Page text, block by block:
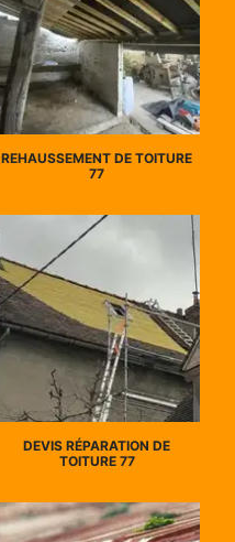
REHAUSSEMENT DE TOITURE
77
DEVIS RÉPARATION DE
TOITURE 77